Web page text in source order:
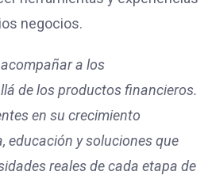
negocios.
a los
de los productos financieros.
en su crecimiento
educación y soluciones que
reales de cada etapa de